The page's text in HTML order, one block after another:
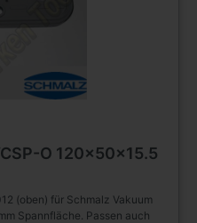
O 120x50x15.5
(oben) für Schmalz Vakuum
Spannfläche. Passen auch